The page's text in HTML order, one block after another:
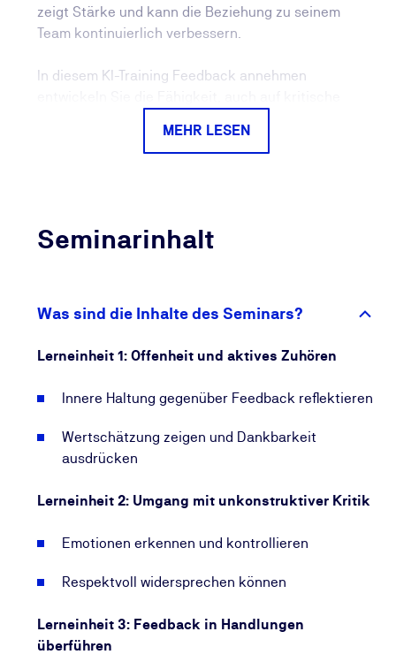
zeigt Stärke und kann die Beziehung zu seinem
Team kontinuierlich verbessern.
In diesem KI-Training Feedback annehmen
reagieren und daraus konkrete Maßnahmen
Einklang mit dem Fremdbild zu bringen und das
Reaktion auf Rückmeldung zu stärken.
MEHR LESEN
Seminarinhalt
Was sind die Inhalte des Seminars?
Lerneinheit 1: Offenheit und aktives Zuhören
Innere Haltung gegenüber Feedback reflektieren
Wertschätzung zeigen und Dankbarkeit
ausdrücken
Lerneinheit 2: Umgang mit unkonstruktiver Kritik
Emotionen erkennen und kontrollieren
Respektvoll widersprechen können
Lerneinheit 3: Feedback in Handlungen
überführen